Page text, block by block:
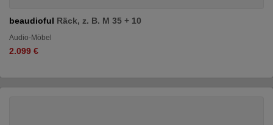
beaudioful Räck, z. B. M 35 + 10
Audio-Möbel
2.099 €